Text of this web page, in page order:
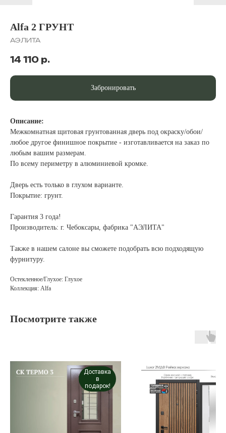
Alfa 2 ГРУНТ
АЭЛИТА
14 110 р.
Забронировать
Описание:
Межкомнатная щитовая грунтованная дверь под окраску/обои/
любое другое финишное покрытие - изготавливается на заказ по
любым вашим размерам.
По всему периметру в алюминиевой кромке.
Дверь есть только в глухом варианте.
Покрытие: грунт.
Гарантия 3 года!
Производитель: г. Чебоксары, фабрика "АЭЛИТА"
Также в нашем салоне вы сможете подобрать всю подходящую
фурнитуру.
Остекленное/Глухое: Глухое
Коллекция: Alfa
Посмотрите также
Доставка
в
подарок!